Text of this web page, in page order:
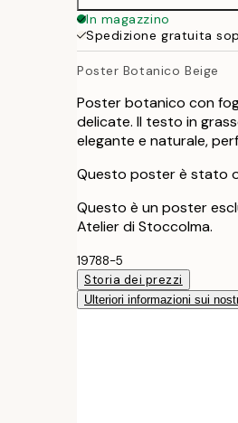
In magazzino
Spedizione gratuita
Poster Botanico Beige
Poster botanico con
delicate. Il testo in
elegante e naturale,
Questo poster è stato
Questo è un poster
Atelier di Stoccolma.
19788-5
Storia dei prezzi
Ulteriori informazioni sui